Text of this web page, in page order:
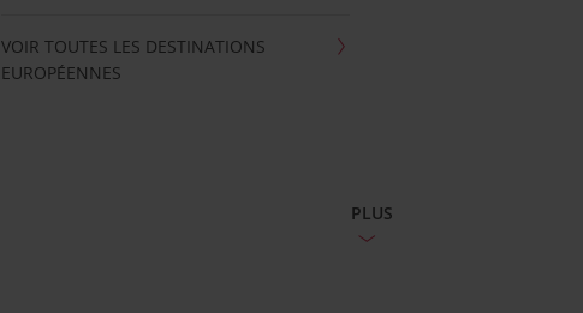
VOIR TOUTES LES DESTINATIONS
EUROPÉENNES
PLUS